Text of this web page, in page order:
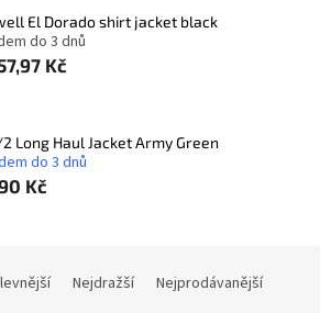
El Dorado shirt jacket black
do 3 dnů
Kč
2 Long Haul Jacket Army Green
do 3 dnů
Kč
Nejdražší
Nejprodávanější